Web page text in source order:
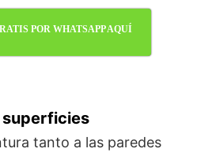
POR WHATSAPP AQUÍ
superficies
tanto a las paredes